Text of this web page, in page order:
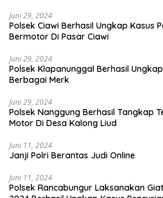
Juni 29, 2024
Polsek Ciawi Berhasil Ungkap Kasus
Bermotor Di Pasar Ciawi
Juni 29, 2024
Polsek Klapanunggal Berhasil
Berbagai Merk
Juni 29, 2024
Polsek Nanggung Berhasil Tangkap
Motor Di Desa Kalong Liud
Juni 11, 2024
Janji Polri Berantas Judi Online
Juni 11, 2024
Polsek Rancabungur Laksanakan